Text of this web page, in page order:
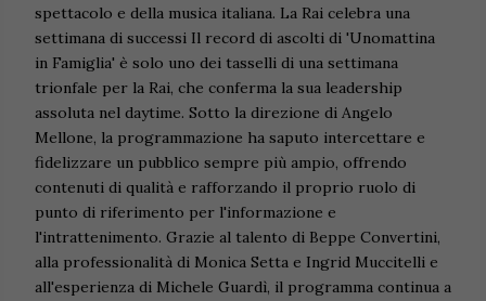
spettacolo e della musica italiana. La Rai celebra una
settimana di successi Il record di ascolti di 'Unomattina
in Famiglia' è solo uno dei tasselli di una settimana
trionfale per la Rai, che conferma la sua leadership
assoluta nel daytime. Sotto la direzione di Angelo
Mellone, la programmazione ha saputo intercettare e
fidelizzare un pubblico sempre più ampio, offrendo
contenuti di qualità e rafforzando il proprio ruolo di
punto di riferimento per l'informazione e
l'intrattenimento. Grazie al talento di Beppe Convertini,
alla professionalità di Monica Setta e Ingrid Muccitelli e
all'esperienza di Michele Guardì, il programma continua a